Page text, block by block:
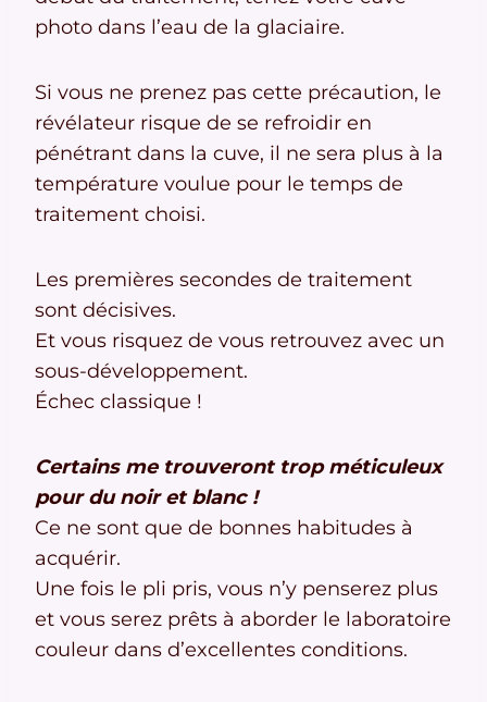
photo dans l’eau de la glaciaire.
Si vous ne prenez pas cette précaution, le
révélateur risque de se refroidir en
pénétrant dans la cuve, il ne sera plus à la
température voulue pour le temps de
traitement choisi.
Les premières secondes de traitement
sont décisives.
Et vous risquez de vous retrouvez avec un
sous-développement.
Échec classique !
Certains me trouveront trop méticuleux
pour du noir et blanc !
Ce ne sont que de bonnes habitudes à
acquérir.
Une fois le pli pris, vous n’y penserez plus
et vous serez prêts à aborder le laboratoire
couleur dans d’excellentes conditions.